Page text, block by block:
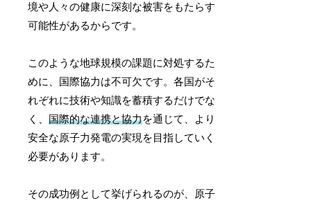
境や人々の健康に深刻な被害をもたらす
可能性があるからです。
このような地球規模の課題に対処するた
めに、国際協力は不可欠です。各国がそ
れぞれに技術や知識を蓄積するだけでな
く、国際的な連携と協力を通じて、より
安全な原子力発電の実現を目指していく
必要があります。
その成功例として挙げられるのが、原子